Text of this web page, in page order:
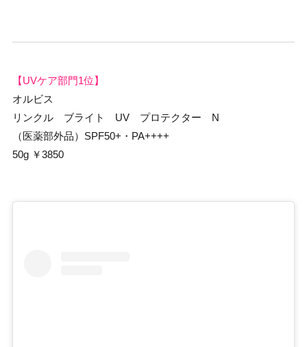
【UVケア部門1位】
オルビス
リンクル ブライト UV プロテクター N
（医薬部外品）SPF50+・PA++++
50g ￥3850